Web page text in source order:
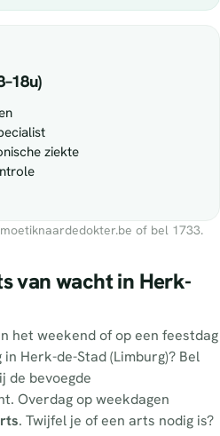
ziekte
of bel 1733.
van wacht in Herk-
het weekend of op een feestdag
Herk-de-Stad (Limburg)? Bel
de bevoegde
Overdag op weekdagen
. Twijfel je of een arts nodig is?